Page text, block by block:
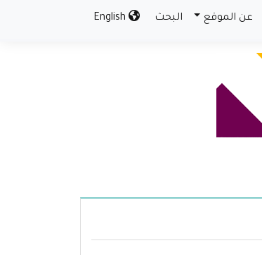
عن الموقع البحث